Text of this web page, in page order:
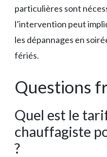
particulières sont
l’intervention peut
les dépannages en
fériés.
Questions
Quel est le
chauffagiste
?